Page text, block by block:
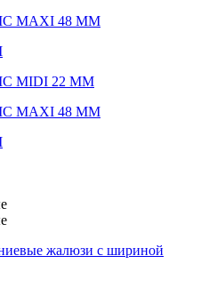
MAXI 48 ММ
MIDI 22 ММ
MAXI 48 ММ
жалюзи с шириной